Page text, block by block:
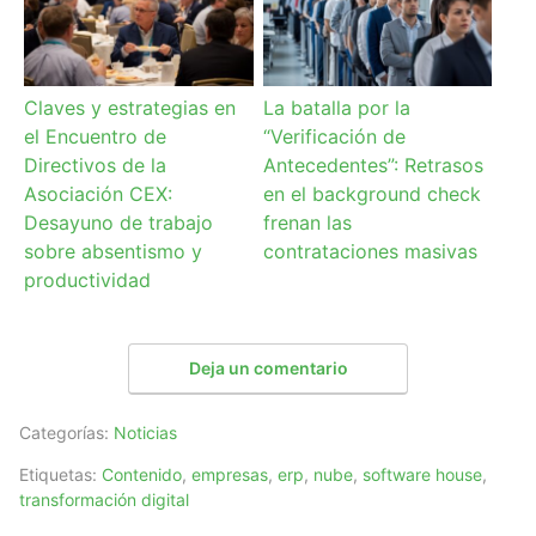
Claves y estrategias en
el Encuentro de
Directivos de la
Asociación CEX:
Desayuno de trabajo
sobre absentismo y
productividad
La batalla por la
“Verificación de
Antecedentes”: Retrasos
en el background check
frenan las
contrataciones masivas
Deja un comentario
Categorías: Noticias
Etiquetas: Contenido, empresas, erp, nube, software house,
transformación digital